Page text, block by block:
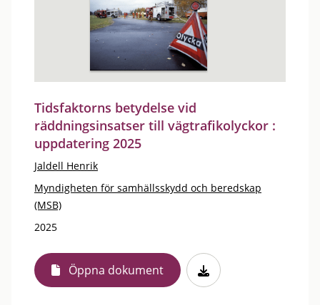
Tidsfaktorns betydelse vid
räddningsinsatser till vägtrafikolyckor :
uppdatering 2025
Jaldell Henrik
Myndigheten för samhällsskydd och beredskap
(MSB)
2025
Öppna dokument